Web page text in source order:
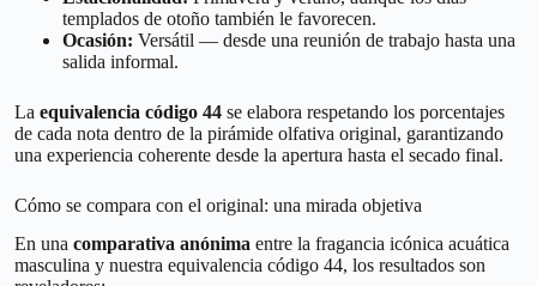
templados de otoño también le favorecen.
Ocasión: Versátil — desde una reunión de trabajo hasta una
salida informal.
La equivalencia código 44 se elabora respetando los porcentajes
de cada nota dentro de la pirámide olfativa original, garantizando
una experiencia coherente desde la apertura hasta el secado final.
Cómo se compara con el original: una mirada objetiva
En una comparativa anónima entre la fragancia icónica acuática
masculina y nuestra equivalencia código 44, los resultados son